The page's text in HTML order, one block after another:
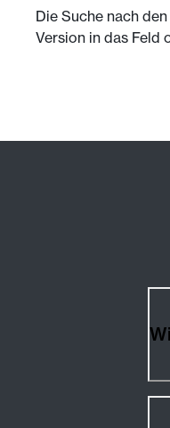
Die Suche nach
Version in das Feld